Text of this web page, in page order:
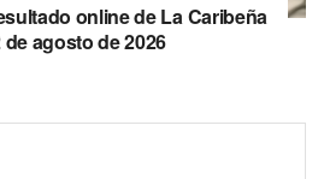
online de La Caribeña
agosto de 2026